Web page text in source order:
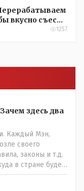
вкусно съесть
1257
здесь два
Каждый Мэн,
своего
законы и т.д.
в стране будет